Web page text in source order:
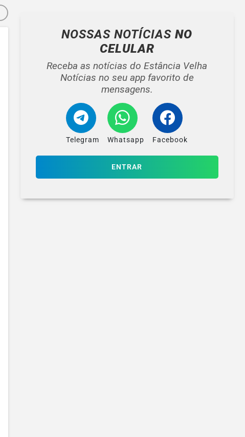
NOSSAS NOTÍCIASNO
CELULAR
Receba as notícias do Estância Velha
Notícias no seu app favorito de
mensagens.
Telegram Whatsapp Facebook
ENTRAR